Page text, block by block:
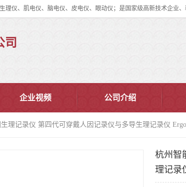
司
企业视频 公司介绍
理记录仪 第四代可穿戴人因记录仪与多导生理记录仪
杭州智
理记录